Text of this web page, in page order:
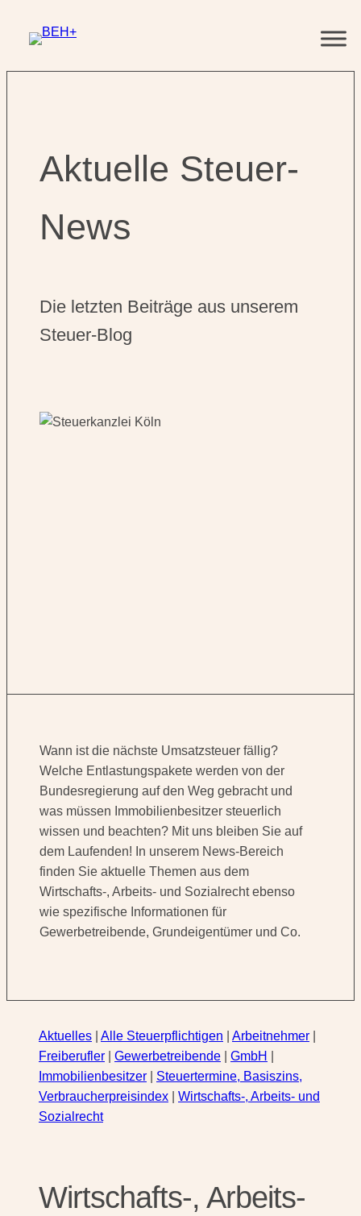
Inhalt
Aktuelle Steuer-
News
Die letzten Beiträge aus unserem
Steuer-Blog
Wann ist die nächste Umsatzsteuer fällig?
Welche Entlastungspakete werden von der
Bundesregierung auf den Weg gebracht und
was müssen Immobilienbesitzer steuerlich
wissen und beachten? Mit uns bleiben Sie auf
dem Laufenden! In unserem News-Bereich
finden Sie aktuelle Themen aus dem
Wirtschafts-, Arbeits- und Sozialrecht ebenso
wie spezifische Informationen für
Gewerbetreibende, Grundeigentümer und Co.
Aktuelles Alle Steuerpflichtigen Arbeitnehmer
Freiberufler
Gewerbetreibende GmbH
Immobilienbesitzer
Steuertermine, Basiszins,
Verbraucherpreisindex
Wirtschafts-, Arbeits- und
Sozialrecht
Wirtschafts-, Arbeits-